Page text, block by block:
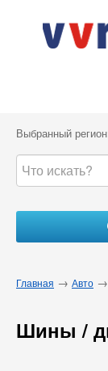
Выбранный
Главная → Авто →
Шины /